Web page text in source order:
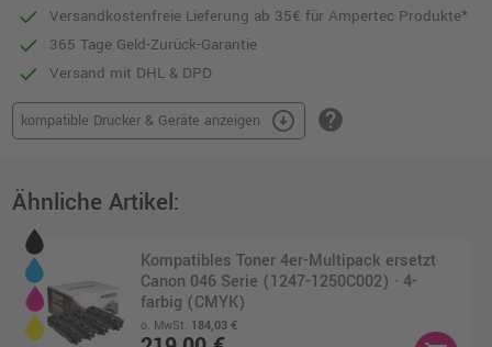
Versandkostenfreie Lieferung ab 35€ für Ampertec Produkte*
365 Tage Geld-Zurück-Garantie
Versand mit DHL & DPD
kompatible Drucker & Geräte anzeigen arrow_circle_down help
Ähnliche Artikel:
Kompatibles Toner 4er-Multipack ersetzt
Canon 046 Serie (1247-1250C002) · 4-
farbig (CMYK)
o. MwSt. 184,03 €